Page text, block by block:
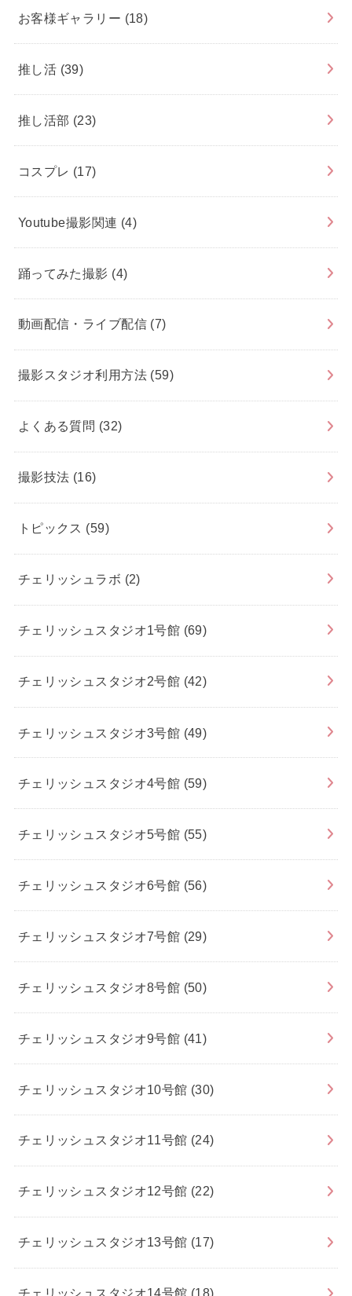
お客様ギャラリー (18)
推し活 (39)
推し活部 (23)
コスプレ (17)
Youtube撮影関連 (4)
踊ってみた撮影 (4)
動画配信・ライブ配信 (7)
撮影スタジオ利用方法 (59)
よくある質問 (32)
撮影技法 (16)
トピックス (59)
チェリッシュラボ (2)
チェリッシュスタジオ1号館 (69)
チェリッシュスタジオ2号館 (42)
チェリッシュスタジオ3号館 (49)
チェリッシュスタジオ4号館 (59)
チェリッシュスタジオ5号館 (55)
チェリッシュスタジオ6号館 (56)
チェリッシュスタジオ7号館 (29)
チェリッシュスタジオ8号館 (50)
チェリッシュスタジオ9号館 (41)
チェリッシュスタジオ10号館 (30)
チェリッシュスタジオ11号館 (24)
チェリッシュスタジオ12号館 (22)
チェリッシュスタジオ13号館 (17)
チェリッシュスタジオ14号館 (18)